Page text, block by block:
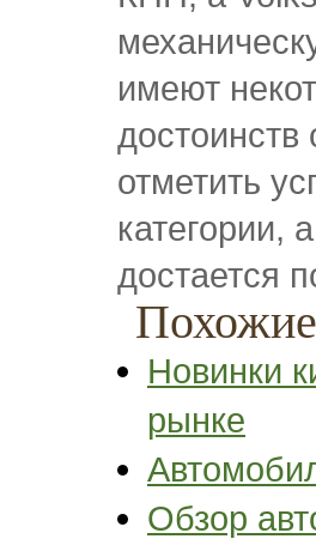
имеют
достоинств
отметить
категории,
достается
Новинки
рынке
Обзор